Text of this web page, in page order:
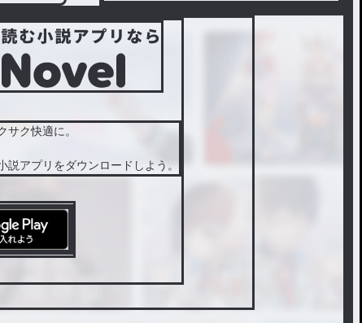
君はま
ク快適に。
説アプリをダウンロードしよう。